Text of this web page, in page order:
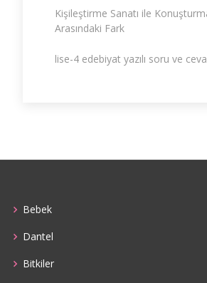
Kişileştirme Sanatı ile
Arasındaki Fark
lise-4 edebiyat yazılı soru ve
Bebek
Dantel
Bitkiler